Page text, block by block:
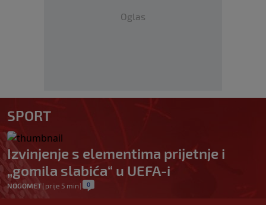
Oglas
SPORT
Izvinjenje s elementima prijetnje i
„gomila slabića“ u UEFA-i
NOGOMET| prije 5 min | 0